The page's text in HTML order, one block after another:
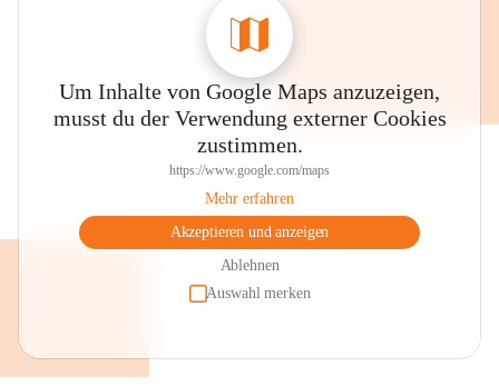
Um Inhalte von Google Maps anzuzeigen,
musst du der Verwendung externer Cookies
zustimmen.
https://www.google.com/maps
Mehr erfahren
Akzeptieren und anzeigen
Ablehnen
Auswahl merken